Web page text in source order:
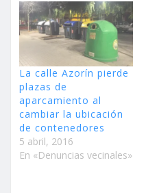
La calle Azorín pierde
plazas de
aparcamiento al
cambiar la ubicación
de contenedores
5 abril, 2016
En «Denuncias vecinales»